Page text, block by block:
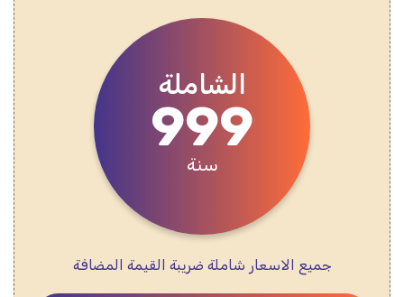
الشاملة
999
سنة
جميع الاسعار شاملة ضريبة القيمة المضافة